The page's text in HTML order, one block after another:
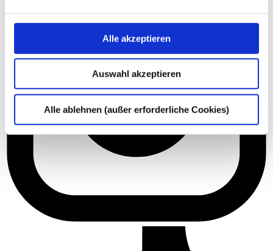
Alle akzeptieren
Auswahl akzeptieren
Alle ablehnen (außer erforderliche Cookies)